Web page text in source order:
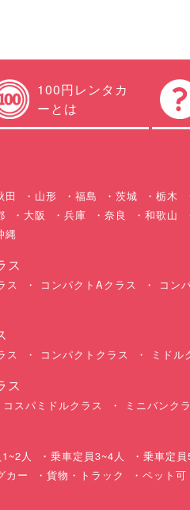
100円レンタカ
ーとは
田 山形 福島 茨城 栃木
大阪 兵庫 奈良 和歌山
縄
ス
ス コンパクトAクラス コン
ス コンパクトクラス ミドル
ス
コスパミドルクラス ミニバンク
人 乗車定員3~4人 乗車定員
カー 貨物・トラック ペット可